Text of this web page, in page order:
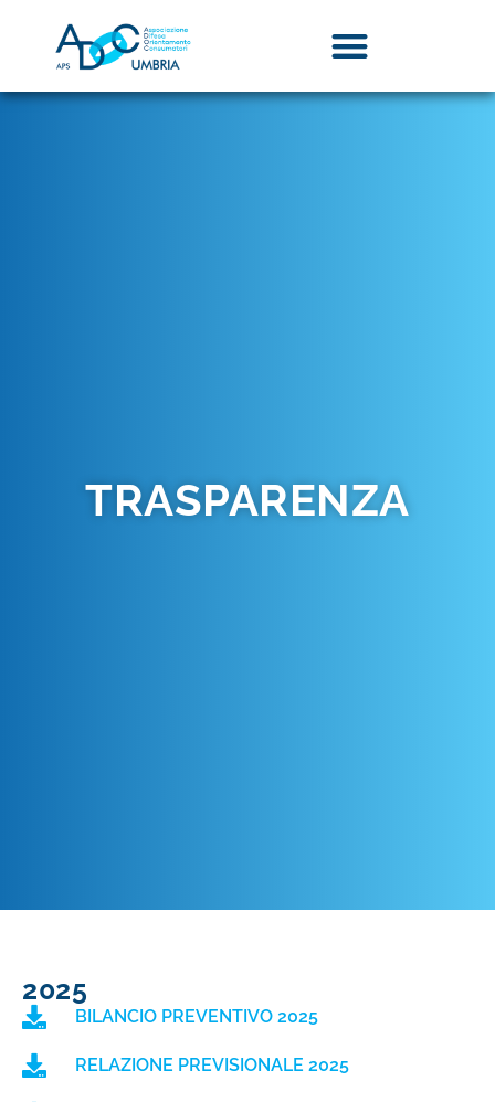
TRASPARENZA
2025
BILANCIO PREVENTIVO 2025
RELAZIONE PREVISIONALE 2025